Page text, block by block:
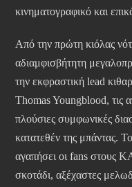
κινηματογραφικό και
Από την πρώτη κιόλας
αδιαμφισβήτητη
την εκφραστική lead
Thomas Youngblood, τις
πλούσιες συμφωνικές
κατατεθέν της μπάντας.
αγαπήσει οι fans στους
σκοτάδι, αξέχαστες